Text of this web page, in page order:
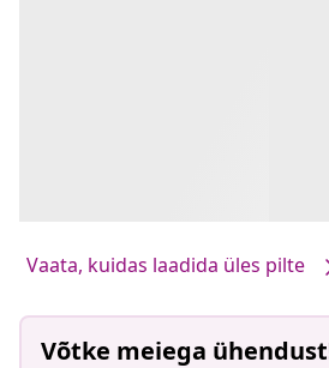
Vaata, kuidas laadida üles pilte
Võtke meiega